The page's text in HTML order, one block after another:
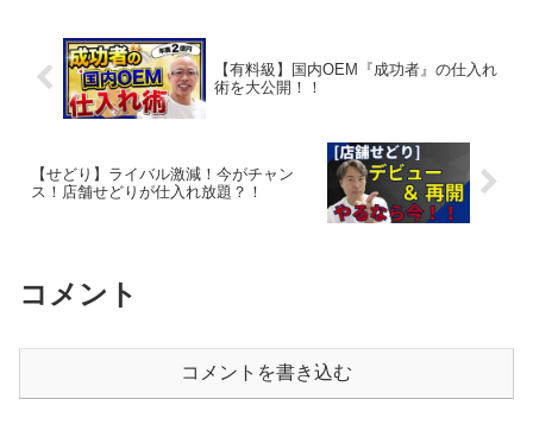
【有料級】国内OEM『成功者』の仕入れ
術を大公開！！
【せどり】ライバル激減！今がチャン
ス！店舗せどりが仕入れ放題？！
コメント
コメントを書き込む